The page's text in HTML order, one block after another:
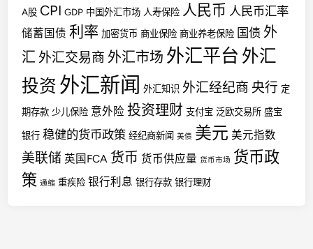
A股 CPI GDP 中国外汇市场 人寿保险 人民币 人民币汇率
储蓄国债 利率 加密货币 商业保险 商业养老保险 国债 外
汇 外汇交易商 外汇市场 外汇平台 外汇
投资 外汇新闻 外汇知识 外汇经纪商 央行 定
期存款 少儿保险 意外险 投资理财 支付宝 泛欧交易所 盛宝
银行 稳健的货币政策 经纪商新闻 美债 美元 美元指数
美联储 英国FCA 货币 货币供应量 货币市场 货币政
策 通缩 重疾险 银行利息 银行存款 银行理财